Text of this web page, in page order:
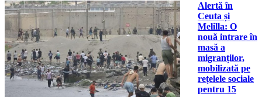
Alertă în
Ceuta și
Melilla: O
nouă intrare în
masă a
migranților,
mobilizată pe
rețelele sociale
pentru 15